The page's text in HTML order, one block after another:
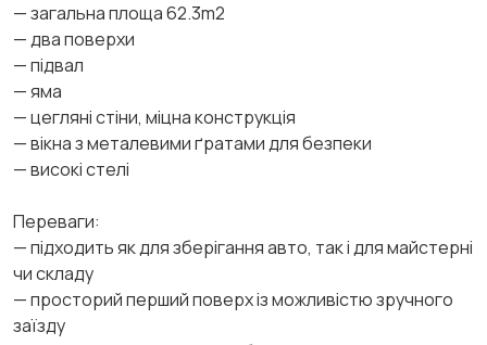
— загальна площа 62.3m2
— два поверхи
— підвал
— яма
— цегляні стіни, міцна конструкція
— вікна з металевими ґратами для безпеки
— високі стелі
Переваги:
— підходить як для зберігання авто, так і для майстерні
чи складу
— просторий перший поверх із можливістю зручного
заїзду